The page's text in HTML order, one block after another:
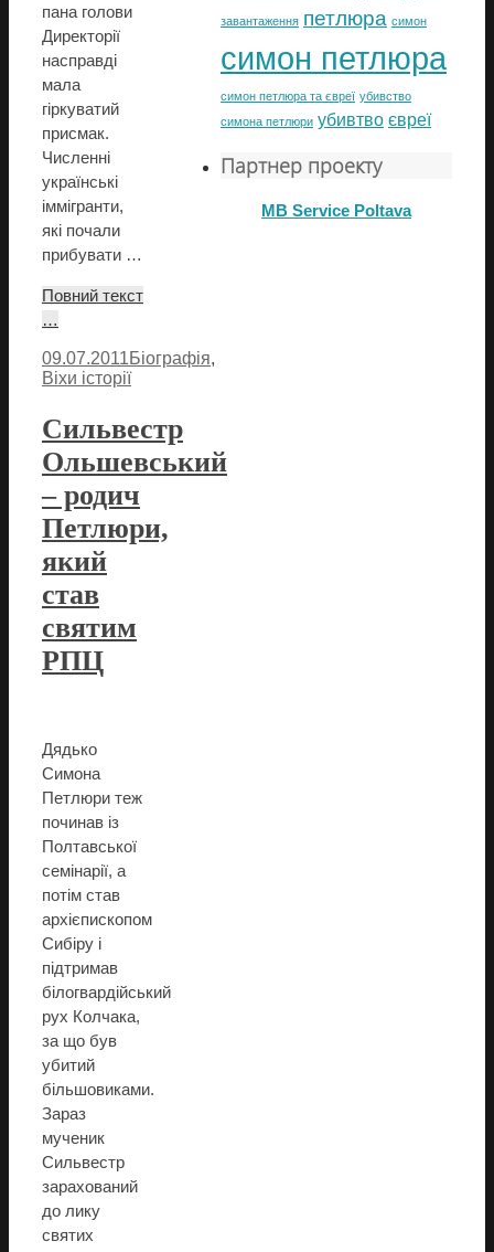
пана голови
Директорії
насправді
мала
гіркуватий
присмак.
Численні
українські
іммігранти,
які почали
прибувати …
Повний текст
…
09.07.2011Біографія,
Віхи історії
Сильвестр
Ольшевський
– родич
Петлюри,
який
став
святим
РПЦ
Дядько
Симона
Петлюри теж
починав із
Полтавської
семінарії, а
потім став
архієпископом
Сибіру і
підтримав
білогвардійський
рух Колчака,
за що був
убитий
більшовиками.
Зараз
мученик
Сильвестр
зарахований
до лику
святих
завантаження петлюра симон
симон петлюра
симон петлюра та євреї убивство
симона петлюри убивтво євреї
Партнер проекту
MB Service Poltava